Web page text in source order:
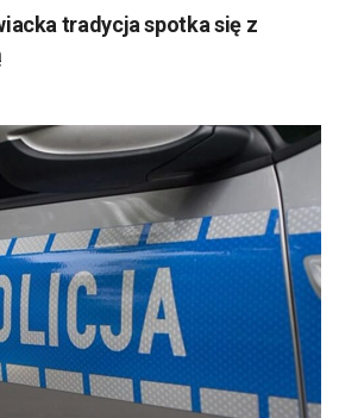
tradycja spotka się z